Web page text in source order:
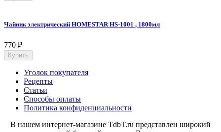
Чайник электрический HOMESTAR HS-1001 , 1800мл
770 ₽
Купить
Уголок покупателя
Рецепты
Статьи
Способы оплаты
Политика конфиденциальности
В нашем интернет-магазине TdbT.ru представлен широкий